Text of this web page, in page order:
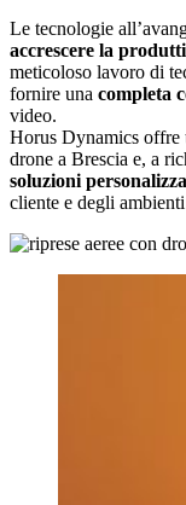
Le tecnologie
accrescere la
meticoloso lavoro di
fornire una completa
video.
Horus Dynamics offre
drone a Brescia e, a
soluzioni
cliente e degli